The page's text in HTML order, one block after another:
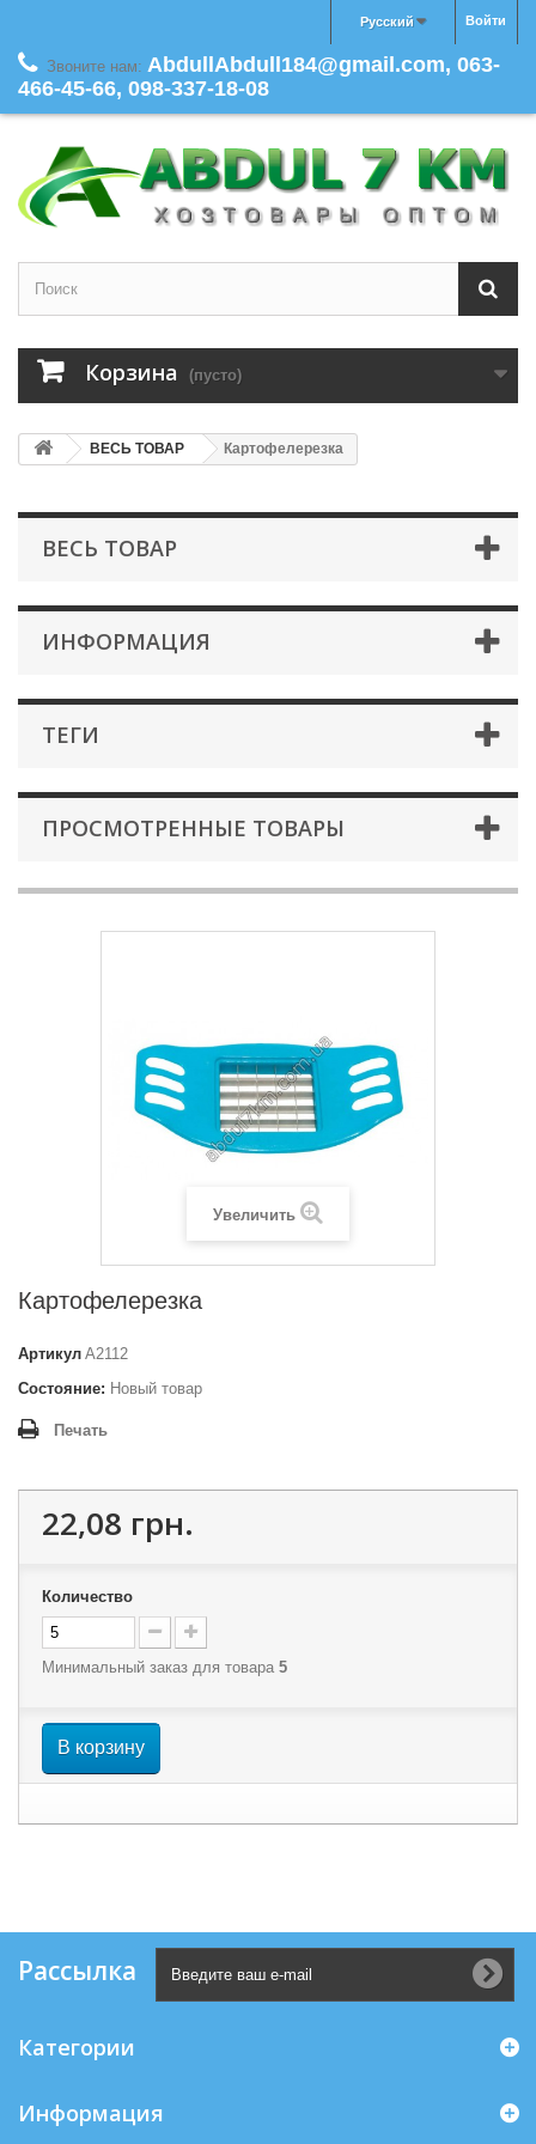
Войти
Русский
Звоните нам: AbdullAbdull184@gmail.com, 063-
466-45-66, 098-337-18-08
Корзина (пусто)
ВЕСЬ ТОВАР Картофелерезка
ВЕСЬ ТОВАР
ИНФОРМАЦИЯ
ТЕГИ
ПРОСМОТРЕННЫЕ ТОВАРЫ
Увеличить
Картофелерезка
Артикул A2112
Состояние: Новый товар
Печать
22,08 грн.
Количество
Минимальный заказ для товара 5
В корзину
Рассылка
Категории
Информация